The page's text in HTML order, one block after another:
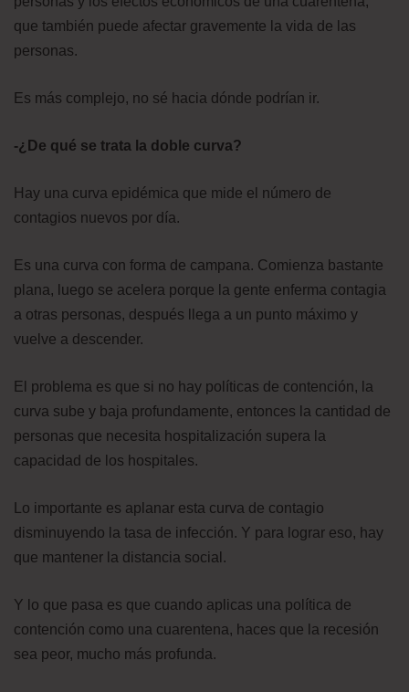
que también puede afectar gravemente la vida de las
personas.
Es más complejo, no sé hacia dónde podrían ir.
-¿De qué se trata la doble curva?
Hay una curva epidémica que mide el número de
contagios nuevos por día.
Es una curva con forma de campana. Comienza bastante
plana, luego se acelera porque la gente enferma contagia
a otras personas, después llega a un punto máximo y
vuelve a descender.
El problema es que si no hay políticas de contención, la
curva sube y baja profundamente, entonces la cantidad de
personas que necesita hospitalización supera la
capacidad de los hospitales.
Lo importante es aplanar esta curva de contagio
disminuyendo la tasa de infección. Y para lograr eso, hay
que mantener la distancia social.
Y lo que pasa es que cuando aplicas una política de
contención como una cuarentena, haces que la recesión
sea peor, mucho más profunda.